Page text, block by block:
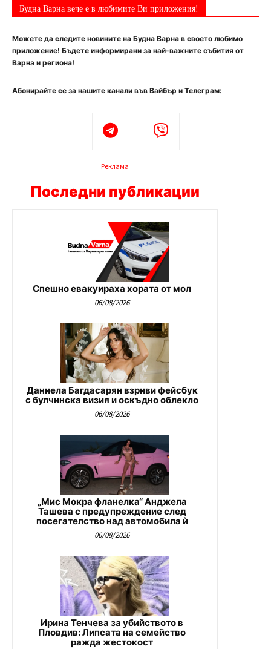
Будна Варна вече е в любимите Ви приложения!
Можете да следите новините на Будна Варна в своето любимо
приложение! Бъдете информирани за най-важните събития от
Варна и региона!
Абонирайте се за нашите канали във Вайбър и Телеграм:
Реклама
Последни публикации
Спешно евакуираха хората от мол
06/08/2026
Даниела Багдасарян взриви фейсбук
с булчинска визия и оскъдно облекло
06/08/2026
„Мис Мокра фланелка“ Анджела
Ташева с предупреждение след
посегателство над автомобила ѝ
06/08/2026
Ирина Тенчева за убийството в
Пловдив: Липсата на семейство
ражда жестокост